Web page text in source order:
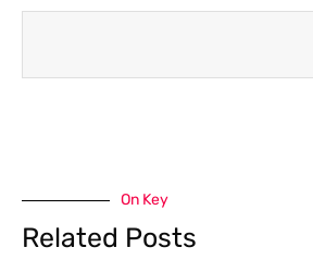
On Key
Related Posts